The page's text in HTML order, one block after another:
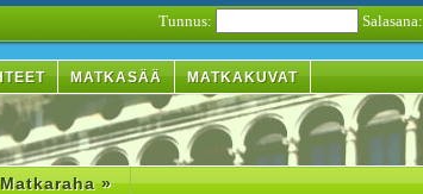
Tunnus: Salasana:
MATKASÄÄ MATKAKUVAT
Matkaraha »